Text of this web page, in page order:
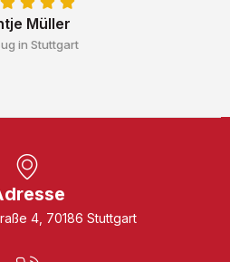
Müller
in Stuttgart
4, 70186 Stuttgart